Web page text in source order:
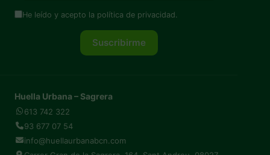
He leído y acepto la política de privacidad.
Suscribirme
Huella Urbana – Sagrera
613 742 322
93 677 07 54
info@huellaurbanabcn.com